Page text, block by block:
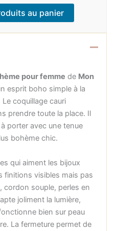
au panier
pour femme de Mon
esprit boho simple à la
Le coquillage cauri
prendre toute la place. Il
porter avec une tenue
bohème chic.
qui aiment les bijoux
finitions visibles mais pas
cordon souple, perles en
joliment la lumière,
bien sur peau
La fermeture permet de